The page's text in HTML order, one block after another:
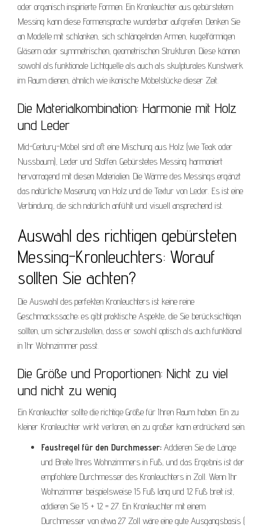
oder organisch inspirierte Formen. Ein Kronleuchter aus gebürstetem
Messing kann diese Formensprache wunderbar aufgreifen. Denken Sie
an Modelle mit schlanken, sich schlängelnden Armen, kugelförmigen
Gläsern oder symmetrischen, geometrischen Strukturen. Diese können
sowohl als funktionale Lichtquelle als auch als skulpturales Kunstwerk
im Raum dienen, ähnlich wie ikonische Möbelstücke dieser Zeit.
Die Materialkombination: Harmonie mit Holz
und Leder
Mid-Century-Möbel sind oft eine Mischung aus Holz (wie Teak oder
Nussbaum), Leder und Stoffen. Gebürstetes Messing harmoniert
hervorragend mit diesen Materialien. Die Wärme des Messings ergänzt
das natürliche Maserung von Holz und die Textur von Leder. Es ist eine
Verbindung, die sich natürlich anfühlt und visuell ansprechend ist.
Auswahl des richtigen gebürsteten
Messing-Kronleuchters: Worauf
sollten Sie achten?
Die Auswahl des perfekten Kronleuchters ist keine reine
Geschmackssache; es gibt praktische Aspekte, die Sie berücksichtigen
sollten, um sicherzustellen, dass er sowohl optisch als auch funktional
in Ihr Wohnzimmer passt.
Die Größe und Proportionen: Nicht zu viel
und nicht zu wenig
Ein Kronleuchter sollte die richtige Größe für Ihren Raum haben. Ein zu
kleiner Kronleuchter wirkt verloren, ein zu großer kann erdrückend sein.
Faustregel für den Durchmesser: Addieren Sie die Länge
und Breite Ihres Wohnzimmers in Fuß, und das Ergebnis ist der
empfohlene Durchmesser des Kronleuchters in Zoll. Wenn Ihr
Wohnzimmer beispielsweise 15 Fuß lang und 12 Fuß breit ist,
addieren Sie 15 + 12 = 27. Ein Kronleuchter mit einem
Durchmesser von etwa 27 Zoll wäre eine gute Ausgangsbasis (